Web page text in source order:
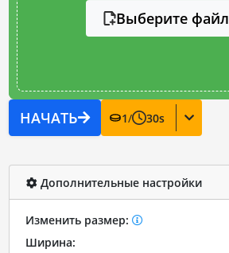
Выберите файл
НАЧАТЬ 1/ 30s
Дополнительные настройки
Изменить размер:
Ширина: